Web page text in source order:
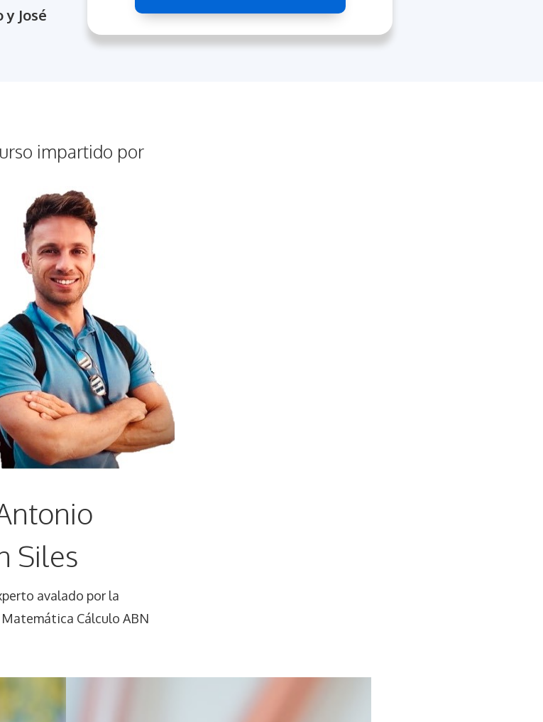
José
impartido por
Siles
avalado por la
Cálculo ABN